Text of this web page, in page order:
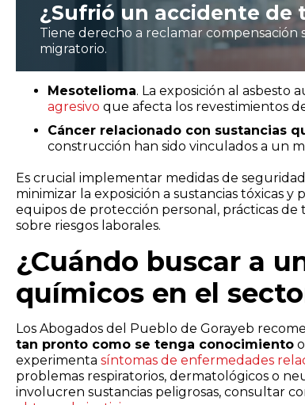
¿Sufrió un accidente de
Tiene derecho a reclamar compensación
migratorio.
Mesotelioma. La exposición al asbesto
agresivo que afecta los revestimientos
Cáncer relacionado con sustancias
construcción han sido vinculados a un
Es crucial implementar medidas de
minimizar la exposición a sustancias tóxicas
equipos de protección personal, prácticas
sobre riesgos laborales.
¿Cuándo buscar a
químicos en el
Los Abogados del Pueblo de Gorayeb
tan pronto como se tenga conocimiento
experimenta síntomas de enfermedades
problemas respiratorios, dermatológicos o
involucren sustancias peligrosas, consultar